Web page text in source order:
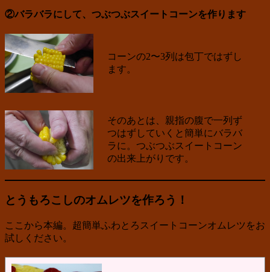
②バラバラにして、つぶつぶスイートコーンを作ります
コーンの2〜3列は包丁ではずし
ます。
そのあとは、親指の腹で一列ず
つはずしていくと簡単にバラバ
ラに。つぶつぶスイートコーン
の出来上がりです。
とうもろこしのオムレツを作ろう！
ここから本編。超簡単ふわとろスイートコーンオムレツをお
試しください。